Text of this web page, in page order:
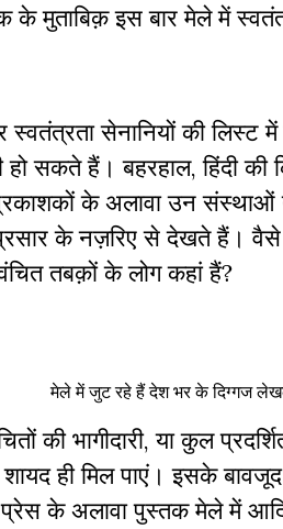
मुताबिक़ इस बार मेले में
स्वतंत्रता सेनानियों की
सकते हैं। बहरहाल, हिंदी की
के अलावा उन
प्रसार के नज़रिए से देखते हैं।
तबक़ों के लोग कहां हैं?
मेले में जुट रहे हैं देश भर के दिग्गज
की भागीदारी, या कुल
ही मिल पाएं। इसके
प्रेस के अलावा पुस्तक मेले में